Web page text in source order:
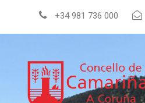
+34 981 736 000